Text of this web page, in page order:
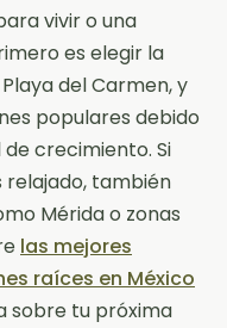
vivir o una
es elegir la
del Carmen, y
populares debido
crecimiento. Si
relajado, también
Mérida o zonas
las mejores
raíces en México
sobre tu próxima